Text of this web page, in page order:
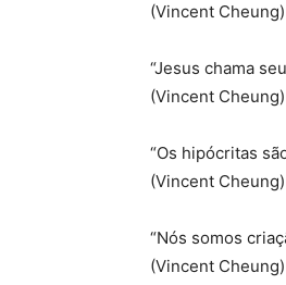
(Vincent Cheung)
“Jesus chama
(Vincent Cheung)
“Os hipócritas
(Vincent Cheung)
“Nós somos
(Vincent Cheung)